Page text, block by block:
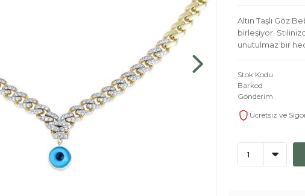
Altın Taşlı Göz
birleşiyor.
unutulmaz bir
Stok Kodu
Barkod
Gönderim
Ücretsiz ve